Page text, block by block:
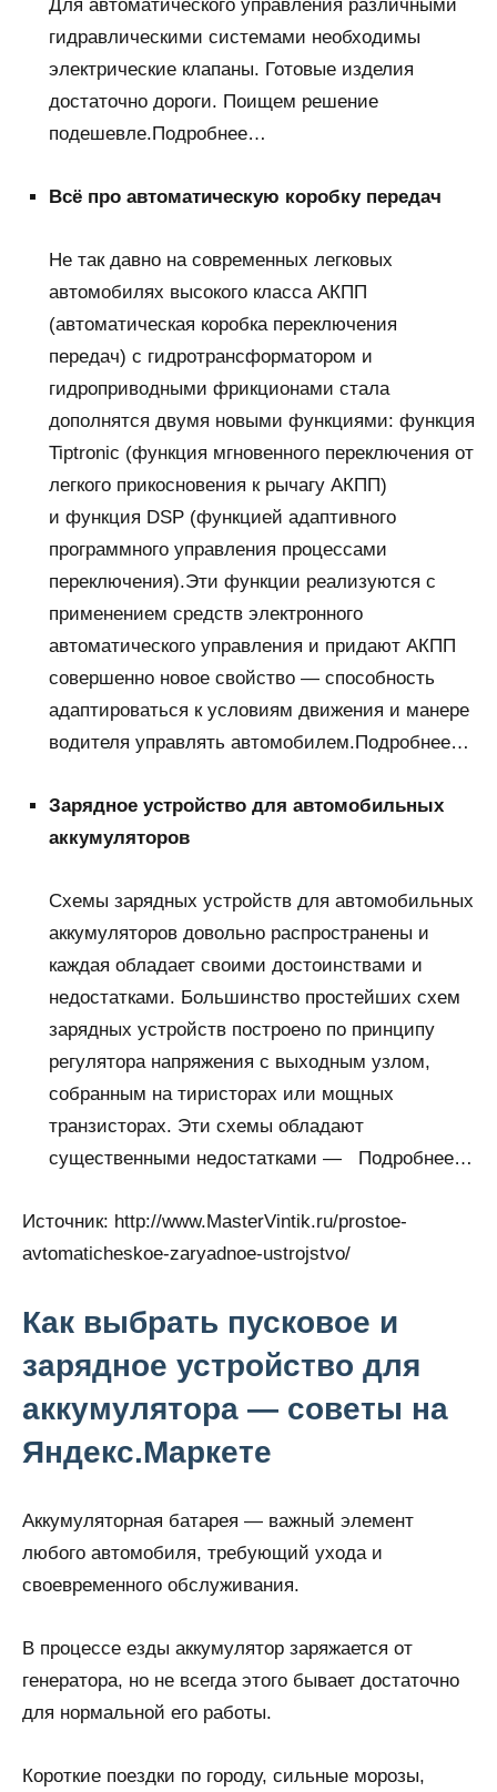
Для автоматического управления различными
гидравлическими системами необходимы
электрические клапаны. Готовые изделия
достаточно дороги. Поищем решение
подешевле.Подробнее…
Всё про автоматическую коробку передач
Не так давно на современных легковых
автомобилях высокого класса АКПП
(автоматическая коробка переключения
передач) с гидротрансформатором и
гидроприводными фрикционами стала
дополнятся двумя новыми функциями: функция
Tiptronic (функция мгновенного переключения от
легкого прикосновения к рычагу АКПП)
и функция DSP (функцией адаптивного
программного управления процессами
переключения).Эти функции реализуются с
применением средств электронного
автоматического управления и придают АКПП
совершенно новое свойство — способность
адаптироваться к условиям движения и манере
водителя управлять автомобилем.Подробнее…
Зарядное устройство для автомобильных
аккумуляторов
Схемы зарядных устройств для автомобильных
аккумуляторов довольно распространены и
каждая обладает своими достоинствами и
недостатками. Большинство простейших схем
зарядных устройств построено по принципу
регулятора напряжения с выходным узлом,
собранным на тиристорах или мощных
транзисторах. Эти схемы обладают
существенными недостатками — Подробнее…
Источник: http://www.MasterVintik.ru/prostoe-
avtomaticheskoe-zaryadnoe-ustrojstvo/
Как выбрать пусковое и
зарядное устройство для
аккумулятора — советы на
Яндекс.Маркете
Аккумуляторная батарея — важный элемент
любого автомобиля, требующий ухода и
своевременного обслуживания.
В процессе езды аккумулятор заряжается от
генератора, но не всегда этого бывает достаточно
для нормальной его работы.
Короткие поездки по городу, сильные морозы,